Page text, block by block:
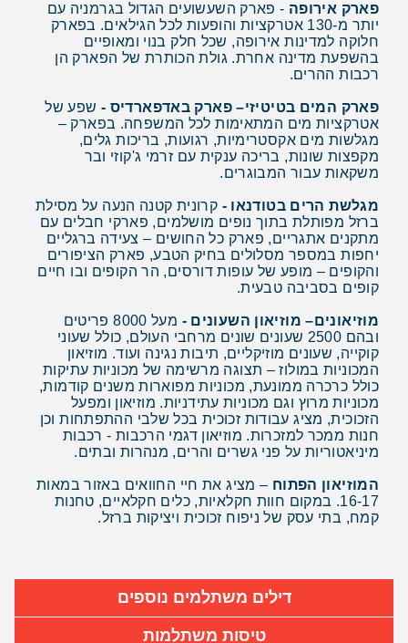
פארק אירופה - פארק השעשועים הגדול בגרמניה עם
יותר מ-130 אטרקציות והופעות לכל הגילאים. בפארק
חלוקה למדינות אירופה, שכל חלק בנוי ומאופיים
בהשפעת מדינה אחרת. גולת הכותרת של הפארק הן
רכבות ההרים.
פארק המים בטיטיזי– פארק באדפארדיס - שפע של
אטרקציות מים המתאימות לכל המשפחה. בפארק –
מגלשות מים אקסטרימיות, רגועות, בריכות גלים,
מקפצות שונות, בריכה ענקית עם זרמי ג'קוזי ובר
משקאות עבור המבוגרים.
מגלשת הרים בטודנאו - קרונית קטנה הנעה על מסילת
ברזל מפותלת בתוך נופים מושלמים, פארקי חבלים עם
מתקנים אתגריים, פארק כל החושים – צעידה ברגליים
יחפות במספר מסלולים בחיק הטבע, פארק הציפורים
והקופים – מופע של עופות דורסים, הר הקופים ובו חיים
קופים בסביבה טבעית.
מוזיאונים– מוזיאון השעונים -
מעל 8000 פריטים
ובהם 2500 שעונים שונים מרחבי העולם, כולל שעוני
קוקייה, שעונים מוזיקליים, תיבות נגינה ועוד. מוזיאון
המכוניות במולוז – תצוגה מרשימה של מכוניות עתיקות
כולל כרכרה ממונעת, מכוניות מפוארות משנים קודמות,
מכוניות מרוץ וגם מכוניות עתידניות. מוזיאון ומפעל
הזכוכית, מציג עבודות זכוכית בכל שלבי ההתפתחות וכן
חנות ממכר למזכרות. מוזיאון דגמי הרכבות - רכבות
מיניאטוריות על פני גשרים והרים, מנהרות ובתים.
המוזיאון הפתוח – מציג את חיי החוואים באזור במאות
16-17. במקום חוות חקלאיות, כלים חקלאיים, טחנות
קמח, בתי עסק של ניפוח זכוכית ויציקות ברזל.
דילים משתלמים נוספים
טיסות משתלמות